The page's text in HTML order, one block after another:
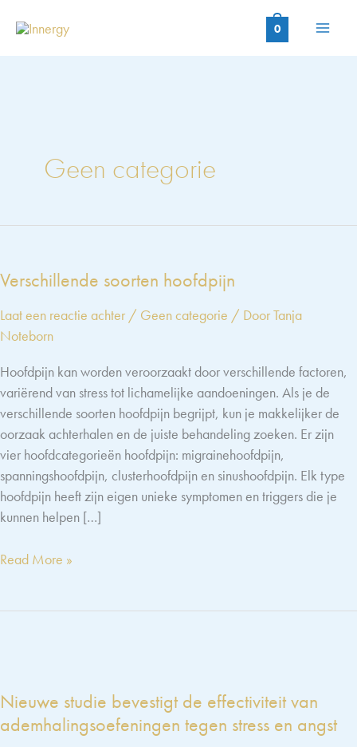
naar
0
Geen categorie
Verschillende soorten hoofdpijn
Laat een reactie achter / Geen categorie / DoorTanja
Noteborn
Hoofdpijn kan worden veroorzaakt door verschillende factoren,
variërend van stress tot lichamelijke aandoeningen. Als je de
verschillende soorten hoofdpijn begrijpt, kun je makkelijker de
oorzaak achterhalen en de juiste behandeling zoeken. Er zijn
vier hoofdcategorieën hoofdpijn: migrainehoofdpijn,
spanningshoofdpijn, clusterhoofdpijn en sinushoofdpijn. Elk type
hoofdpijn heeft zijn eigen unieke symptomen en triggers die je
kunnen helpen […]
Verschillende
Read More »
Nieuwe studie bevestigt de effectiviteit van
ademhalingsoefeningen tegen stress en angst